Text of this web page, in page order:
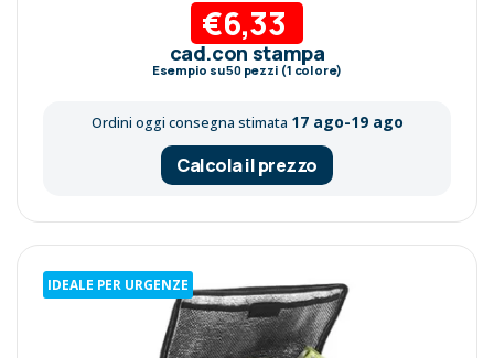
€6,33
cad.con stampa
Esempio su50pezzi (1 colore)
Ordini oggi consegna stimata 17 ago-19 ago
Calcola il prezzo
IDEALE PER URGENZE